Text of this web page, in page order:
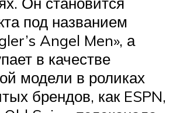
под названием
Angel Men», а
в качестве
модели в роликах
брендов, как ESPN,